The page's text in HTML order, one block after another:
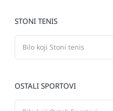
STONI TENIS
OSTALI SPORTOVI